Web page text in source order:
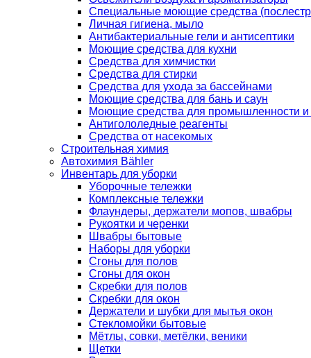
Специальные моющие средства
Личная гигиена, мыло
Антибактериальные гели и антисептики
Моющие средства для кухни
Средства для химчистки
Средства для стирки
Средства для ухода за бассейнами
Моющие средства для бань и саун
Моющие средства для промышленности и
Антигололедные реагенты
Средства от насекомых
Строительная химия
Автохимия Bähler
Инвентарь для уборки
Уборочные тележки
Комплексные тележки
Флаундеры, держатели мопов, швабры
Рукоятки и черенки
Швабры бытовые
Наборы для уборки
Сгоны для полов
Сгоны для окон
Скребки для полов
Скребки для окон
Держатели и шубки для мытья окон
Стекломойки бытовые
Мётлы, совки, метёлки, веники
Щетки